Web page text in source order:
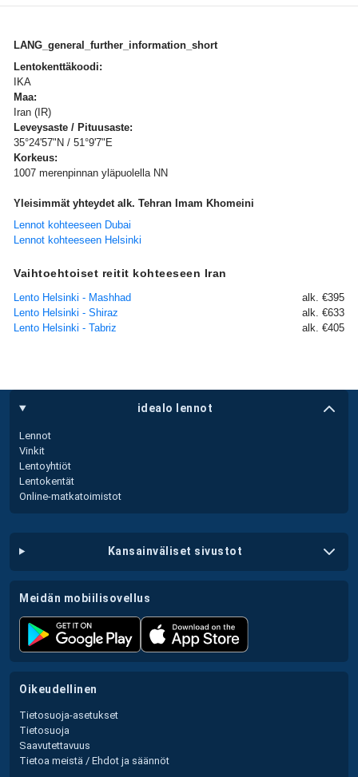
LANG_general_further_information_short
Lentokenttäkoodi:
IKA
Maa:
Iran (IR)
Leveysaste / Pituusaste:
35°24'57"N / 51°9'7"E
Korkeus:
1007 merenpinnan yläpuolella NN
Yleisimmät yhteydet alk. Tehran Imam Khomeini
Lennot kohteeseen Dubai
Lennot kohteeseen Helsinki
Vaihtoehtoiset reitit kohteeseen Iran
Lento Helsinki - Mashhad
alk. €395
Lento Helsinki - Shiraz
alk. €633
Lento Helsinki - Tabriz
alk. €405
idealo lennot
Lennot
Vinkit
Lentoyhtiöt
Lentokentät
Online-matkatoimistot
kansainväliset sivustot
meidän mobiilisovellus
oikeudellinen
Tietosuoja-asetukset
Tietosuoja
Saavutettavuus
Tietoa meistä / Ehdot ja säännöt